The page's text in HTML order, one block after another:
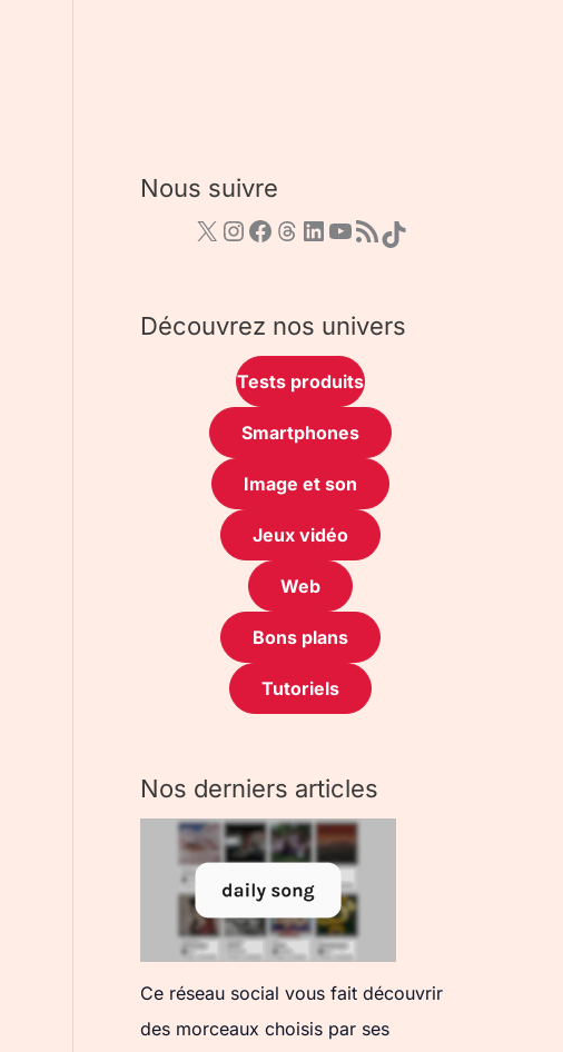
Nous suivre
Découvrez nos univers
Tests produits
Smartphones
Image et son
Jeux vidéo
Web
Bons plans
Tutoriels
Nos derniers articles
Ce réseau social vous fait découvrir
des morceaux choisis par ses